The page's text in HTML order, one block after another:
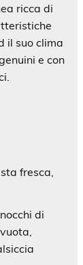
ricca di
il suo clima
e con
fresca,
di